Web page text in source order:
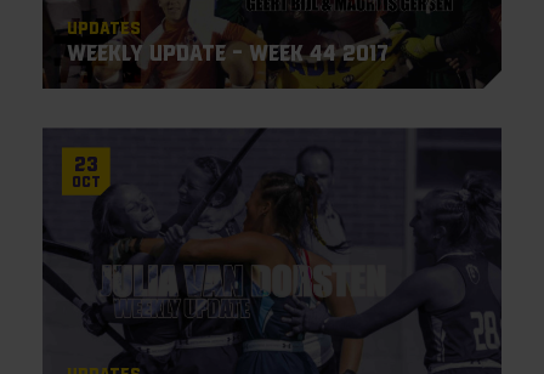
Updates
Weekly Update – Week 44 2017
23
Oct